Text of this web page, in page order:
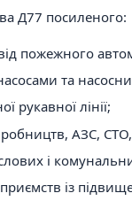
Д77 посиленого:
пожежного
та
рукавної лінії;
АЗС,
і
із